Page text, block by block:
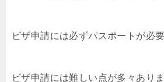
ビザ申請には必ずパスポートが必
ビザ申請には難しい点が多々あり